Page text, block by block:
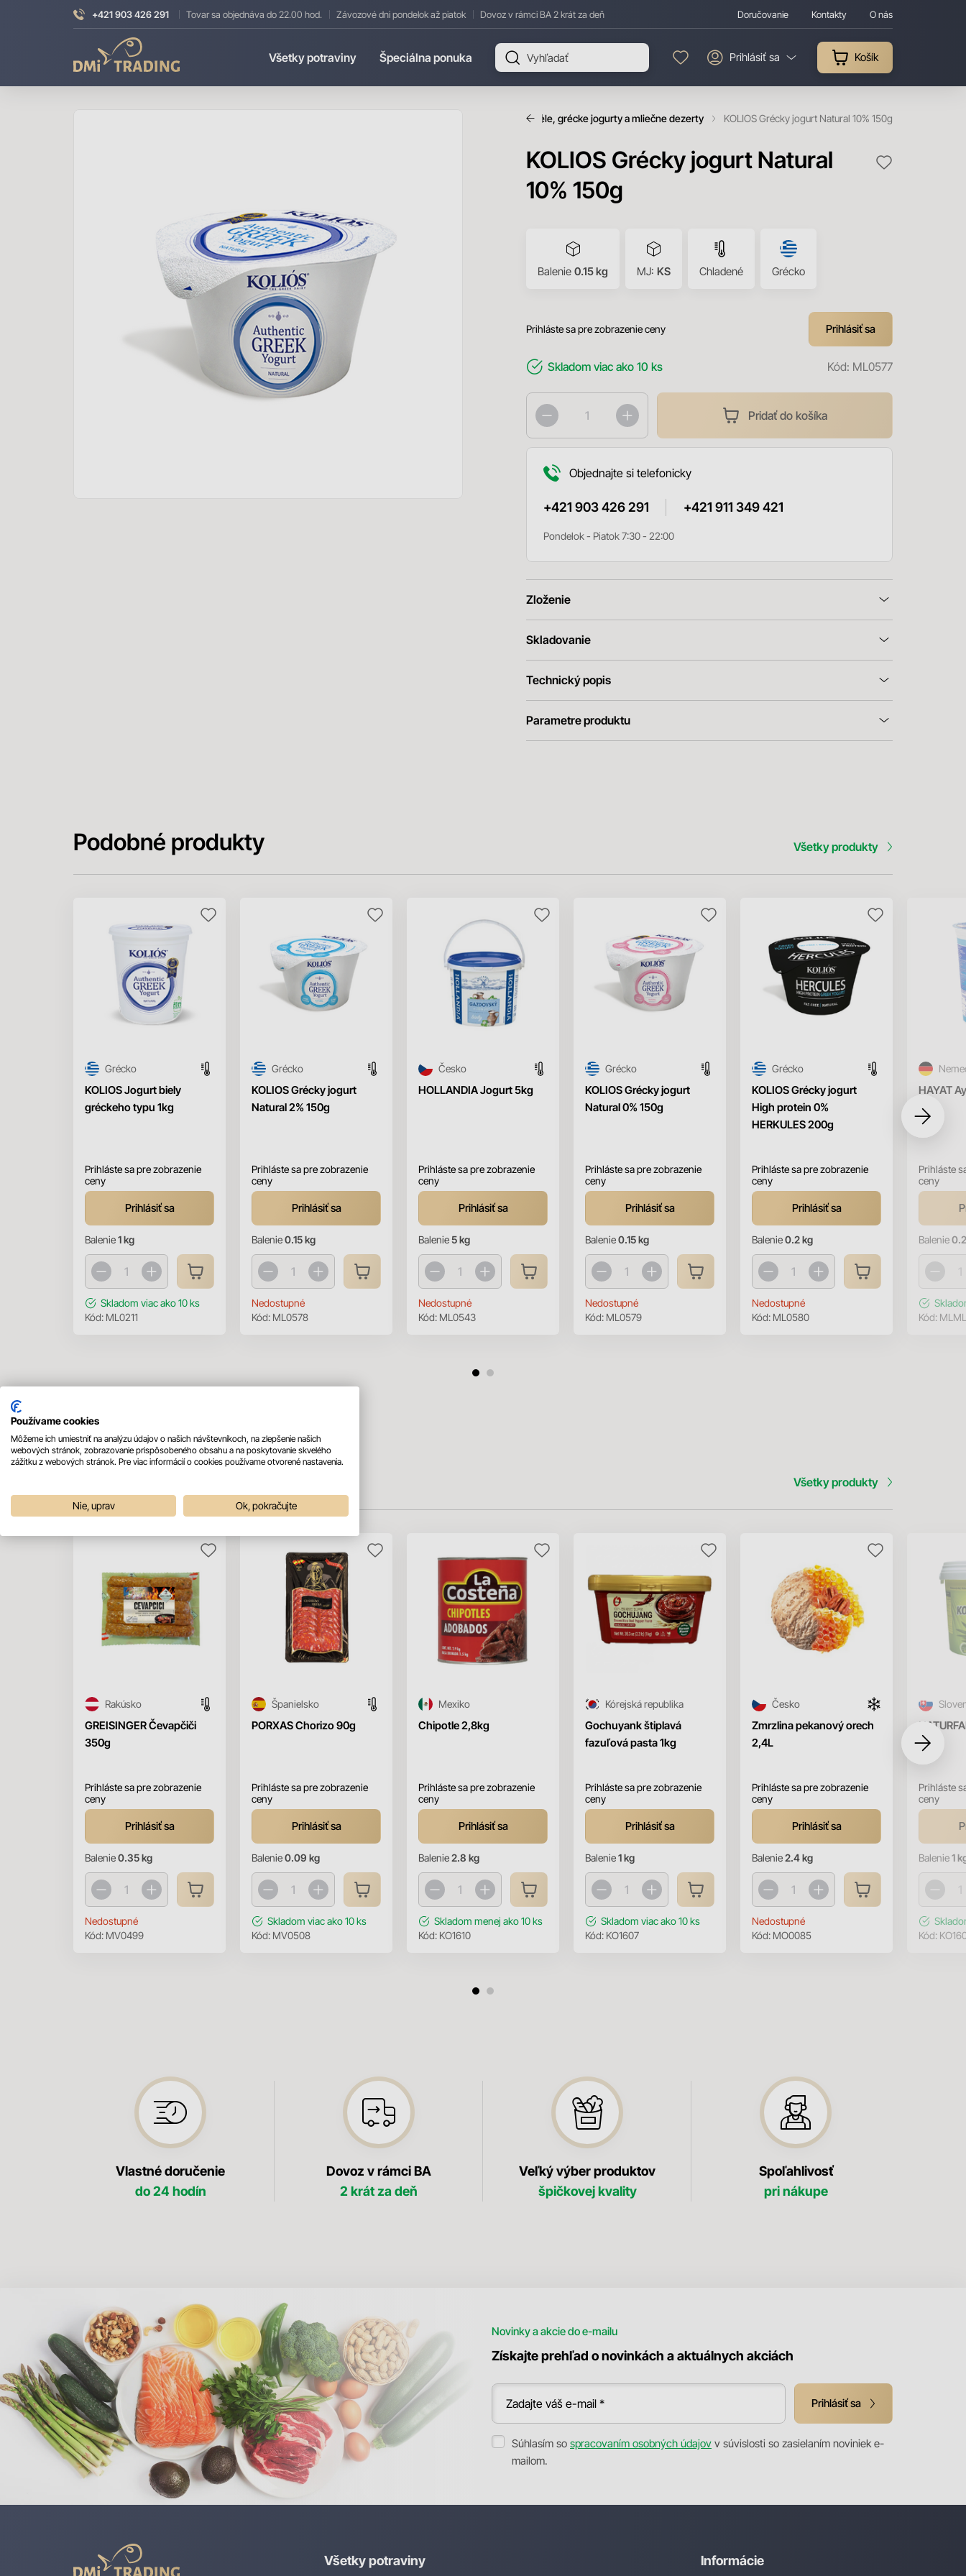
+421 903 426 291 Tovar sa objednáva do 22.00 hod. Závozové dni pondelok až piatok Dovoz v rámci BA 2 krát za deň Doručovanie Kontakty O nás
Trading
Všetky potraviny Špeciálna ponuka Prihlásiť sa Košík
Biele, grécke jogurty a mliečne dezerty KOLIOS Grécky jogurt Natural 10% 150g
KOLIOS Grécky jogurt Natural
10% 150g
Balenie 0.15 kg MJ: KS Chladené Grécko
Prihláste sa pre zobrazenie ceny Prihlásiť sa
Skladom viac ako 10 ks Kód: ML0577
Pridať do košíka
Objednajte si telefonicky
+421 903 426 291 +421 911 349 421
Pondelok - Piatok 7:30 - 22:00
Zloženie
Skladovanie
Technický popis
Parametre produktu
Podobné produkty Všetky produkty
KOLIOS Jogurt biely
gréckeho typu 1kg
Grécko
Prihláste sa pre zobrazenie
ceny
Prihlásiť sa
Balenie1 kg
Skladom viac ako 10 ks
Kód: ML0211
KOLIOS Grécky jogurt
Natural 2% 150g
Grécko
Prihláste sa pre zobrazenie
ceny
Prihlásiť sa
Balenie0.15 kg
Nedostupné
Kód: ML0578
HOLLANDIA Jogurt 5kg
Česko
Prihláste sa pre zobrazenie
ceny
Prihlásiť sa
Balenie5 kg
Nedostupné
Kód: ML0543
KOLIOS Grécky jogurt
Natural 0% 150g
Grécko
Prihláste sa pre zobrazenie
ceny
Prihlásiť sa
Balenie0.15 kg
Nedostupné
Kód: ML0579
KOLIOS Grécky jogurt
High protein 0%
HERKULES 200g
Grécko
Prihláste sa pre zobrazenie
ceny
Prihlásiť sa
Balenie0.2 kg
Nedostupné
Kód: ML0580
HAYAT
Prihláste
ceny
Balenie
Kód:
Všetky produkty
GREISINGER Čevapčiči
350g
Rakúsko
Prihláste sa pre zobrazenie
ceny
Prihlásiť sa
Balenie0.35 kg
Nedostupné
Kód: MV0499
PORXAS Chorizo 90g
Španielsko
Prihláste sa pre zobrazenie
ceny
Prihlásiť sa
Balenie0.09 kg
Skladom viac ako 10 ks
Kód: MV0508
Chipotle 2,8kg
Mexiko
Prihláste sa pre zobrazenie
ceny
Prihlásiť sa
Balenie2.8 kg
Skladom menej ako 10 ks
Kód: KO1610
Gochuyank štiplavá
fazuľová pasta 1kg
Kórejská republika
Prihláste sa pre zobrazenie
ceny
Prihlásiť sa
Balenie1 kg
Skladom viac ako 10 ks
Kód: KO1607
Zmrzlina pekanový orech
2,4L
Česko
Prihláste sa pre zobrazenie
ceny
Prihlásiť sa
Balenie2.4 kg
Nedostupné
Kód: MO0085
olej 1l
Prihláste
ceny
Balenie1
Kód:
Vlastné doručenie
do 24 hodín
Dovoz v rámci BA
2 krát za deň
Veľký výber produktov
špičkovej kvality
Spoľahlivosť
pri nákupe
Novinky a akcie do e-mailu
Získajte prehľad o novinkách a aktuálnych akciách
Zadajte váš e-mail * Prihlásiť sa
Súhlasím so spracovaním osobných údajov v súvislosti so zasielaním noviniek e-
mailom.
Trading
Všetky potraviny Informácie
Používame cookies
Môžeme ich umiestniť na analýzu údajov o našich návštevníkoch, na zlepšenie našich
webových stránok, zobrazovanie prispôsobeného obsahu a na poskytovanie skvelého
zážitku z webových stránok. Pre viac informácií o cookies používame otvorené nastavenia.
Nie, uprav Ok, pokračujte